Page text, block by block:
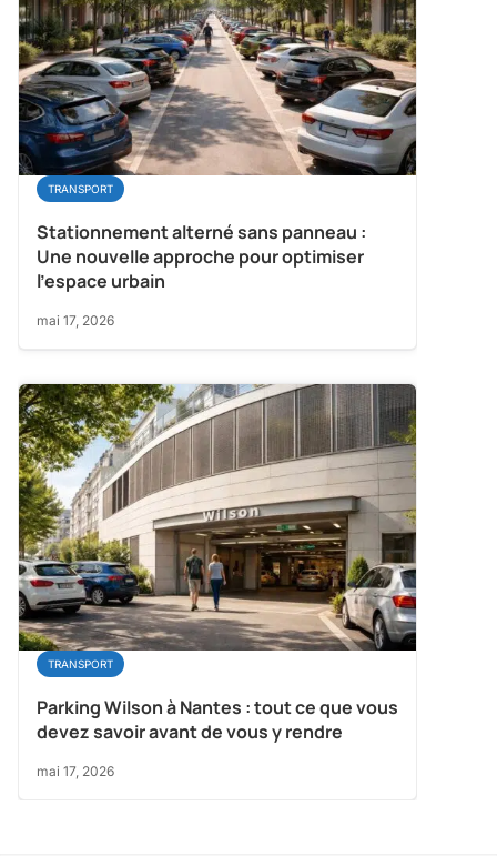
TRANSPORT
Stationnement alterné sans panneau :
Une nouvelle approche pour optimiser
l’espace urbain
mai 17, 2026
TRANSPORT
Parking Wilson à Nantes : tout ce que vous
devez savoir avant de vous y rendre
mai 17, 2026